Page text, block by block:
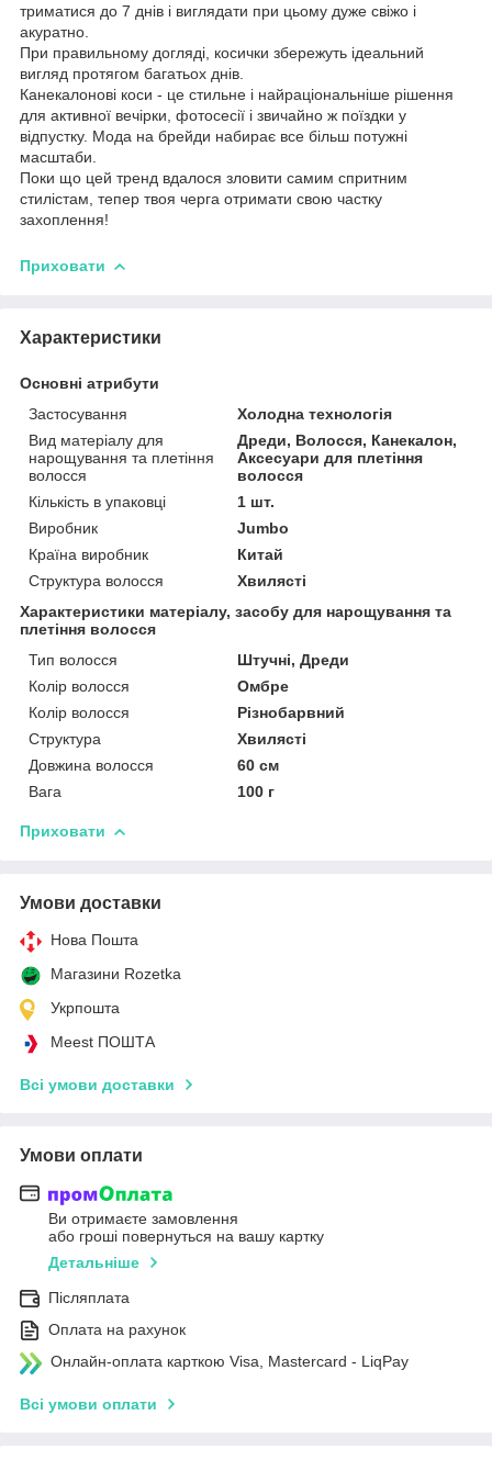
триматися до 7 днів і виглядати при цьому дуже свіжо і
акуратно.
При правильному догляді, косички збережуть ідеальний
вигляд протягом багатьох днів.
Канекалонові коси - це стильне і найраціональніше рішення
для активної вечірки, фотосесії і звичайно ж поїздки у
відпустку. Мода на брейди набирає все більш потужні
масштаби.
Поки що цей тренд вдалося зловити самим спритним
стилістам, тепер твоя черга отримати свою частку
захоплення!
Приховати
Характеристики
Основні атрибути
Застосування
Холодна технологія
Вид матеріалу для
нарощування та плетіння
волосся
Дреди, Волосся, Канекалон,
Аксесуари для плетіння
волосся
Кількість в упаковці
1 шт.
Виробник
Jumbo
Країна виробник
Китай
Структура волосся
Хвилясті
Характеристики матеріалу, засобу для нарощування та
плетіння волосся
Тип волосся
Штучні, Дреди
Колір волосся
Омбре
Колір волосся
Різнобарвний
Структура
Хвилясті
Довжина волосся
60 см
Вага
100 г
Приховати
Умови доставки
Нова Пошта
Магазини Rozetka
Укрпошта
Meest ПОШТА
Всі умови доставки
Умови оплати
Ви отримаєте замовлення
або гроші повернуться на вашу картку
Детальніше
Післяплата
Оплата на рахунок
Онлайн-оплата карткою Visa, Mastercard - LiqPay
Всі умови оплати